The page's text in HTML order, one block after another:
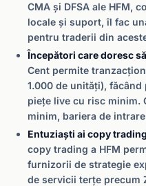
CMA și DFSA ale HFM,
locale și suport, îl fac
pentru traderii din
Începători care doresc
Cent permite
1.000 de unități),
piețe live cu risc minim.
minim, bariera de
Entuziaști ai copy
copy trading a HFM
furnizorii de strategie
de servicii terțe precum